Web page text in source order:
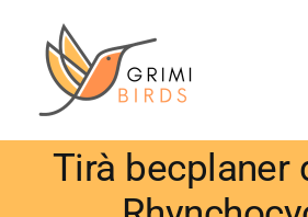
contenido
Tirà becplaner